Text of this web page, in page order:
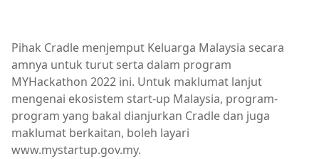
Pihak Cradle menjemput Keluarga Malaysia secara
amnya untuk turut serta dalam program
MYHackathon 2022 ini. Untuk maklumat lanjut
mengenai ekosistem start-up Malaysia, program-
program yang bakal dianjurkan Cradle dan juga
maklumat berkaitan, boleh layari
www.mystartup.gov.my.